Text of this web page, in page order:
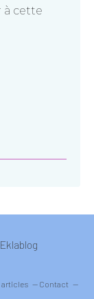
à cette
Eklablog
articles
Contact